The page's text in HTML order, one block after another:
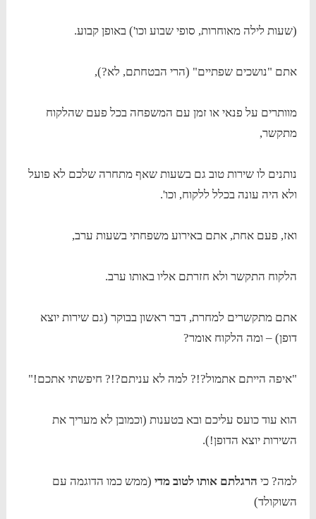
(שעות לילה מאוחרות, סופי שבוע וכו') באופן קבוע.
אתם "נושכים שפתיים" (הרי הבטחתם, לא?),
מוותרים על פנאי או זמן עם המשפחה בכל פעם שהלקוח
מתקשר,
נותנים לו שירות טוב גם בשעות שאף מתחרה שלכם לא פועל
ולא היה עונה בכלל ללקוח, וכו'.
ואז, פעם אחת, אתם באירוע משפחתי בשעות ערב,
הלקוח התקשר ולא חזרתם אליו באותו ערב.
אתם מתקשרים למחרת, דבר ראשון בבוקר (גם שירות יוצא
דופן) – ומה הלקוח אומר?
"איפה הייתם אתמול?!? למה לא עניתם?!? חיפשתי אתכם!"
הוא עוד כועס עליכם ובא בטענות (וכמובן לא מעריך את
השירות יוצא הדופן!).
למה? כי הרגלתם אותו לטוב מדי (ממש כמו הדוגמה עם
השוקולד)